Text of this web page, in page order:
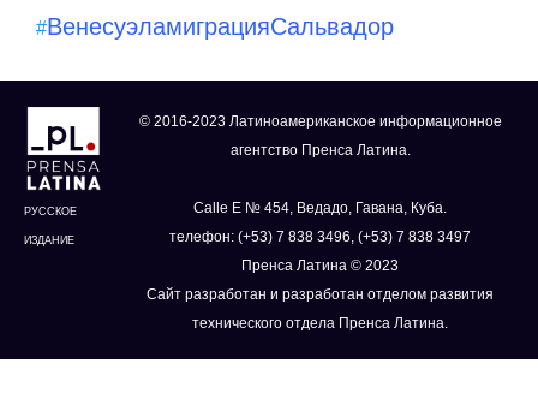
#ВенесуэламиграцияСальвадор
РУССКОЕ
ИЗДАНИЕ
© 2016-2023 Латиноамериканское информационное
агентство Пренса Латина.
Calle E № 454, Ведадо, Гавана, Куба.
телефон: (+53) 7 838 3496, (+53) 7 838 3497
Пренса Латина © 2023
Сайт разработан и разработан отделом развития
технического отдела Пренса Латина.